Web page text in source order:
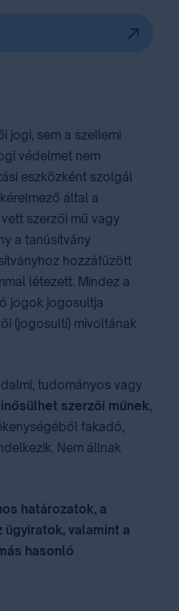
jogi, sem a szellemi
védelmet nem
eszközként szolgál
által a
szerzői mű vagy
a tanúsítvány
hozzáfűzött
létezett. Mindez a
jogok jogosultja
(jogosulti) mivoltának
tudományos vagy
szerzői műnek,
fakadó,
Nem állnak
határozatok, a
valamint a
hasonló